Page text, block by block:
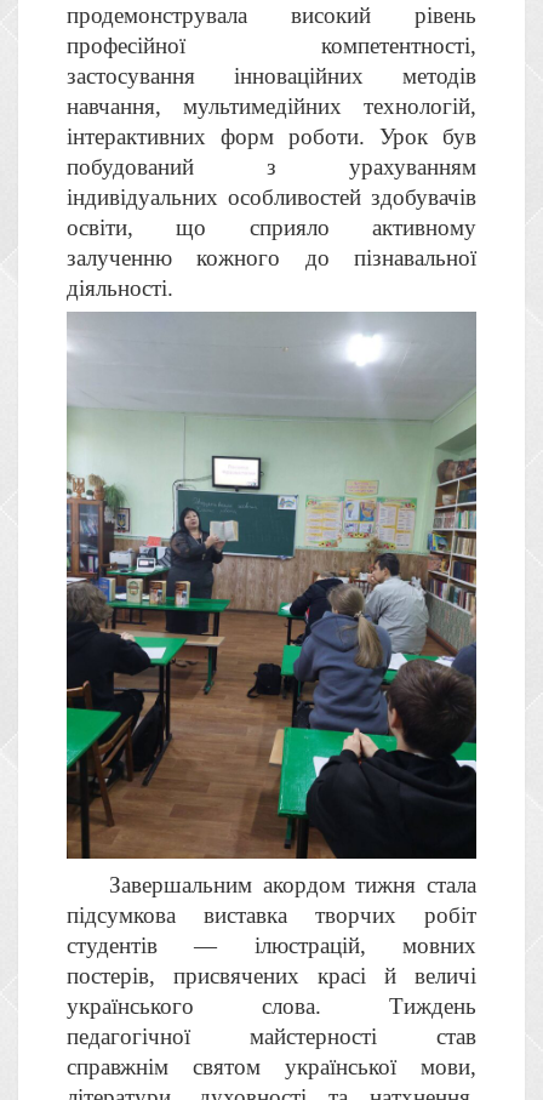
продемонструвала високий рівень
професійної компетентності,
застосування інноваційних методів
навчання, мультимедійних технологій,
інтерактивних форм роботи. Урок був
побудований з урахуванням
індивідуальних особливостей здобувачів
освіти, що сприяло активному
залученню кожного до пізнавальної
діяльності.
Завершальним акордом тижня стала
підсумкова виставка творчих робіт
студентів — ілюстрацій, мовних
постерів, присвячених красі й величі
українського слова. Тиждень
педагогічної майстерності став
справжнім святом української мови,